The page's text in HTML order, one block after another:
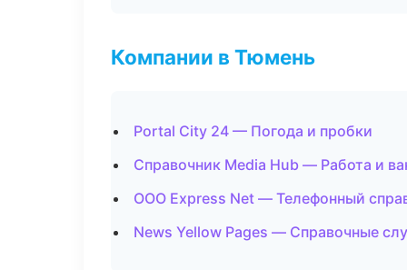
Компании в Тюмень
Portal City 24 — Погода и пробки
Справочник Media Hub — Работа и
ООО Express Net — Телефонный
News Yellow Pages — Справочные